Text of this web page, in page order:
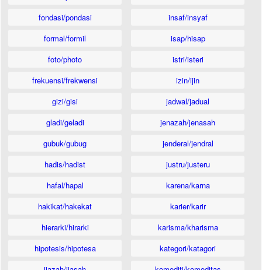
fondasi/pondasi
formal/formil
foto/photo
frekuensi/frekwensi
gizi/gisi
gladi/geladi
gubuk/gubug
hadis/hadist
hafal/hapal
hakikat/hakekat
hierarki/hirarki
hipotesis/hipotesa
insaf/insyaf
isap/hisap
istri/isteri
izin/ijin
jadwal/jadual
jenazah/jenasah
jenderal/jendral
justru/justeru
karena/karna
karier/karir
karisma/kharisma
kategori/katagori